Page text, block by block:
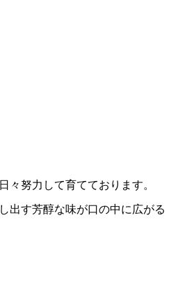
努力して育てております。
出す芳醇な味が口の中に広がる